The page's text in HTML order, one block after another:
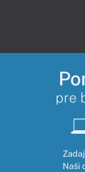
pre
Naši